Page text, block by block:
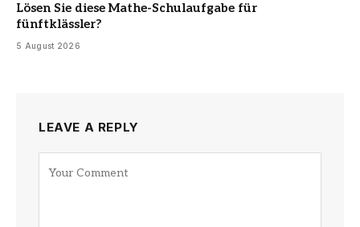
Lösen Sie diese Mathe-Schulaufgabe für
fünftklässler?
5 August 2026
LEAVE A REPLY